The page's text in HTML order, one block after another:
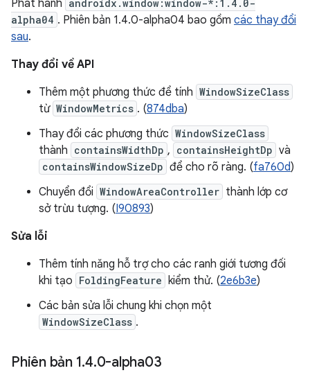
Phát hành androidx.window:window-*:1.4.0-
alpha04 . Phiên bản 1.4.0-alpha04 bao gồm các thay đổi
sau.
Thay đổi về API
Thêm một phương thức để tính WindowSizeClass
từ WindowMetrics . (874dba)
Thay đổi các phương thức WindowSizeClass
thành containsWidthDp , containsHeightDp và
containsWindowSizeDp để cho rõ ràng. (fa760d)
Chuyển đổi WindowAreaController thành lớp cơ
sở trừu tượng. (I90893)
Sửa lỗi
Thêm tính năng hỗ trợ cho các ranh giới tương đối
khi tạo FoldingFeature kiểm thử. (2e6b3e)
Các bản sửa lỗi chung khi chọn một
WindowSizeClass .
Phiên bản 1.4.0-alpha03